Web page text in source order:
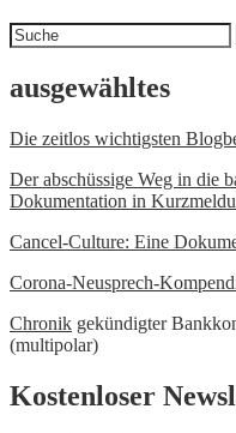
Suchen
nach
ausgewähltes
Die zeitlos wichtigsten
Der abschüssige Weg in die
Dokumentation in
Cancel-Culture: Eine
Corona-Neusprech-
Chronik gekündigter
(multipolar)
Kostenloser